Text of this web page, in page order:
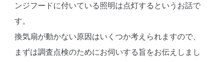
ンジフードに付いている照明は点灯するというお話で
す。
換気扇が動かない原因はいくつか考えられますので、
まずは調査点検のためにお伺いする旨をお伝えしまし